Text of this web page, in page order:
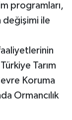
programları,
değişimi ile
Tarım
Koruma
Ormancılık